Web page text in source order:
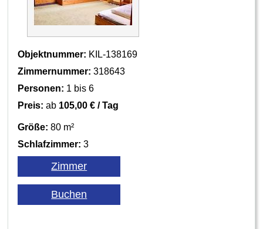
Objektnummer: KIL-138169
Zimmernummer: 318643
Personen: 1 bis 6
Preis: ab 105,00 € / Tag
Größe: 80 m²
Schlafzimmer: 3